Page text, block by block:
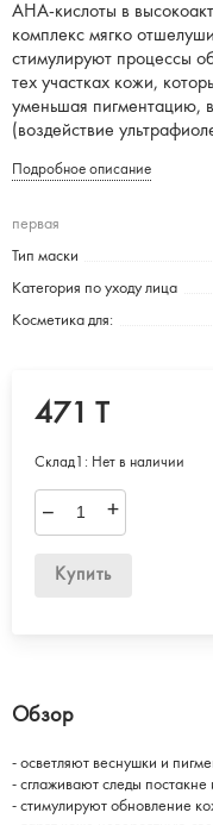
АНА-кислоты в
комплекс мягко
стимулируют процессы
тех участках кожи,
уменьшая пигментацию,
(воздействие
Подробное описание
первая
Тип маски
Категория по уходу лица
Косметика для:
471 T
Склад1: Нет в наличии
– +
Купить
Обзор
- осветляют веснушки и
- сглаживают следы
- стимулируют обновление